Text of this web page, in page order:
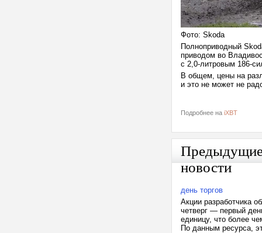
Фото: Skoda
Полноприводный
приводом во
с 2,0-литровым 186-
В общем, цены на
и это не может не
Подробнее на iXBT
новости
день торгов
Акции разработчика
четверг — первый
единицу, что более
По данным ресурса,